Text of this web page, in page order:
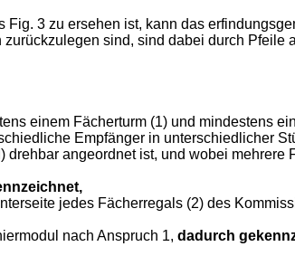
Fig. 3 zu ersehen ist, kann das
zurückzulegen sind, sind dabei durch Pfeile
einem Fächerturm (1) und mindestens
Empfänger in unterschiedlicher
drehbar angeordnet ist, und wobei
jedes Fächerregals (2) des
nach Anspruch 1, dadurch